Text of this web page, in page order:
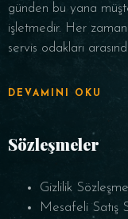
günden bu yana
işletmedir. Her
servis odakları
DEVAMINI OKU
Sözleşmeler
Gizlilik
Mesafeli Satış